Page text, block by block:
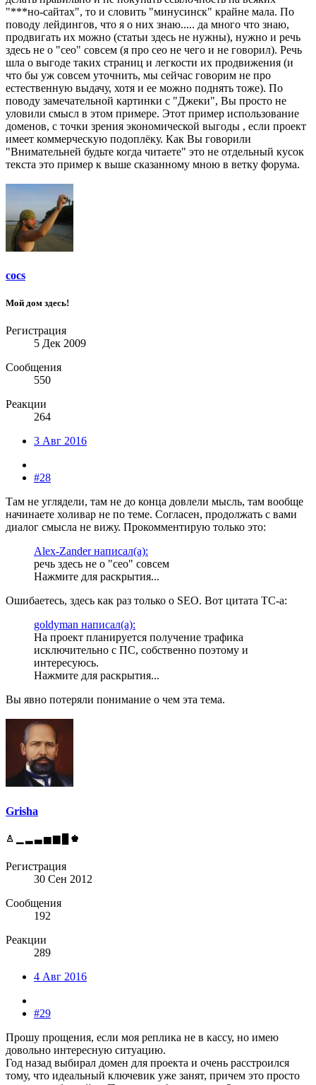
"***но-сайтах", то и словить "минусинск" крайне мала. По
поводу лейдингов, что я о них знаю..... да много что знаю,
продвигать их можно (статьи здесь не нужны), нужно и речь
здесь не о "ceo" совсем (я про сео не чего и не говорил). Речь
шла о выгоде таких страниц и легкости их продвижения (и
что бы уж совсем уточнить, мы сейчас говорим не про
естественную выдачу, хотя и ее можно поднять тоже). По
поводу замечательной картинки с "Джеки", Вы просто не
уловили смысл в этом примере. Этот пример использование
доменов, с точки зрения экономической выгоды , если проект
имеет коммерческую подоплёку. Как Вы говорили
"Внимательней будьте когда читаете" это не отдельный кусок
текста это пример к выше сказанному мною в ветку форума.
cocs
Мой дом здесь!
Регистрация
5 Дек 2009
Сообщения
550
Реакции
264
3 Авг 2016
#28
Там не углядели, там не до конца довлели мысль, там вообще
начинаете холивар не по теме. Согласен, продолжать с вами
диалог смысла не вижу. Прокомментирую только это:
Alex-Zander написал(а):
речь здесь не о "ceo" совсем
Нажмите для раскрытия...
Ошибаетесь, здесь как раз только о SEO. Вот цитата ТС-а:
goldyman написал(а):
На проект планируется получение трафика
исключительно с ПС, собственно поэтому и
интересуюсь.
Нажмите для раскрытия...
Вы явно потеряли понимание о чем эта тема.
Grisha
♙ ▁ ▂ ▃ ▅ ▆ █ ♚
Регистрация
30 Сен 2012
Сообщения
192
Реакции
289
4 Авг 2016
#29
Прошу прощения, если моя реплика не в кассу, но имею
довольно интересную ситуацию.
Год назад выбирал домен для проекта и очень расстроился
тому, что идеальный ключевик уже занят, причем это просто